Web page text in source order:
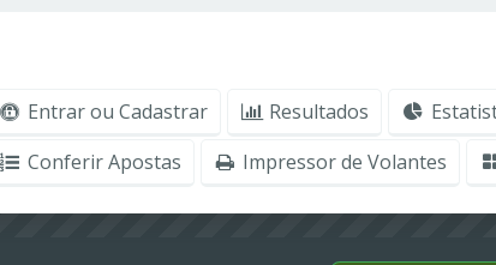
Entrar ou Cadastrar Resultados
Conferir Apostas
Impressor de Volantes